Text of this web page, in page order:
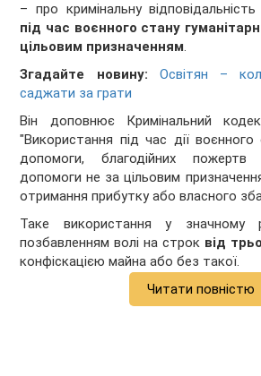
– про кримінальну
під час воєнного стану
цільовим призначенням.
Згадайте новину: Освітян –
саджати за грати
Він доповнює Кримінальний
"Використання під час дії воєнного
допомоги, благодійних пожертв
допомоги не за цільовим
отримання прибутку або власного
Таке використання у значному
позбавленням волі на строк від
конфіскацією майна або без такої.
Читати повністю